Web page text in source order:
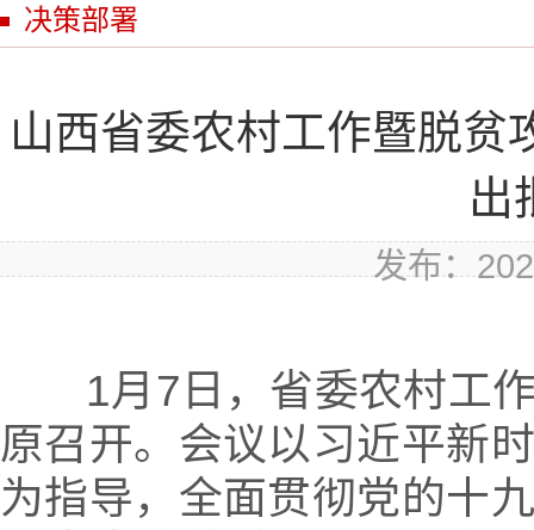
决策部署
山西省委农村工作暨脱贫
出
发布：
1月7日，省委农村工
原召开。会议以习近平新
为指导，全面贯彻党的十